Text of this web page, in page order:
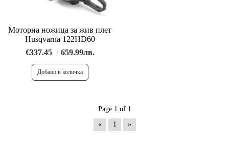
Моторна ножица за жив плет
Husqvarna 122HD60
€337.45
659.99лв.
Page 1 of 1
« 1 »